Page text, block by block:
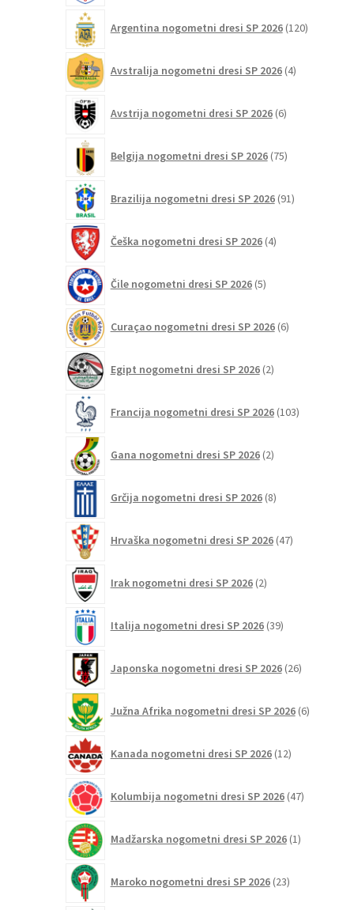
Argentina nogometni dresi SP 2026 120izdelkov
Avstralija nogometni dresi SP 2026 4izdelki
Avstrija nogometni dresi SP 2026 6izdelkov
Belgija nogometni dresi SP 2026 75izdelkov
Brazilija nogometni dresi SP 2026 91izdelkov
Češka nogometni dresi SP 2026 4izdelki
Čile nogometni dresi SP 2026 5izdelkov
Curaçao nogometni dresi SP 2026 6izdelkov
Egipt nogometni dresi SP 2026 2izdelka
Francija nogometni dresi SP 2026 103izdelki
Gana nogometni dresi SP 2026 2izdelka
Grčija nogometni dresi SP 2026 8izdelkov
Hrvaška nogometni dresi SP 2026 47izdelkov
Irak nogometni dresi SP 2026 2izdelka
Italija nogometni dresi SP 2026 39izdelkov
Japonska nogometni dresi SP 2026 26izdelkov
Južna Afrika nogometni dresi SP 2026 6izdelkov
Kanada nogometni dresi SP 2026 12izdelkov
Kolumbija nogometni dresi SP 2026 47izdelkov
Madžarska nogometni dresi SP 2026 1izdelek
Maroko nogometni dresi SP 2026 23izdelkov